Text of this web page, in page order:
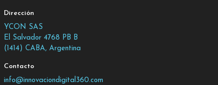
Dirección
YCON SAS
El Salvador 4768 PB B
(1414) CABA, Argentina
Contacto
info@innovaciondigital360.com